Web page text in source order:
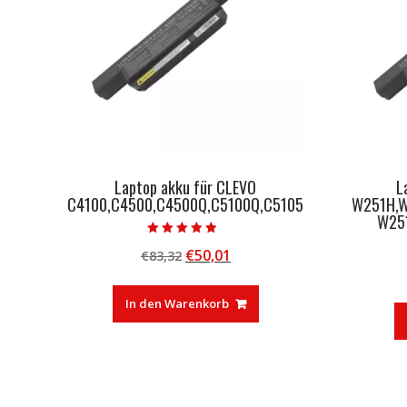
Laptop akku für CLEVO
C4100,C4500,C4500Q,C5100Q,C5105
4.50
von 5
€83,32 Ursprünglicher
war:
€83,32
€50,01
ist:
€50,01.
In den Warenkorb